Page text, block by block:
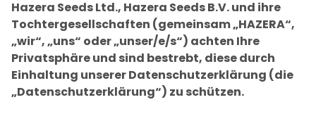
Hazera Seeds Ltd., Hazera Seeds B.V. und ihre
Tochtergesellschaften (gemeinsam „HAZERA“,
„wir“, „uns“ oder „unser/e/s“) achten Ihre
Privatsphäre und sind bestrebt, diese durch
Einhaltung unserer Datenschutzerklärung (die
„Datenschutzerklärung“) zu schützen.